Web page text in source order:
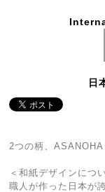
日
2つの柄、
＜和紙デザインにつ
職人が作った日本が